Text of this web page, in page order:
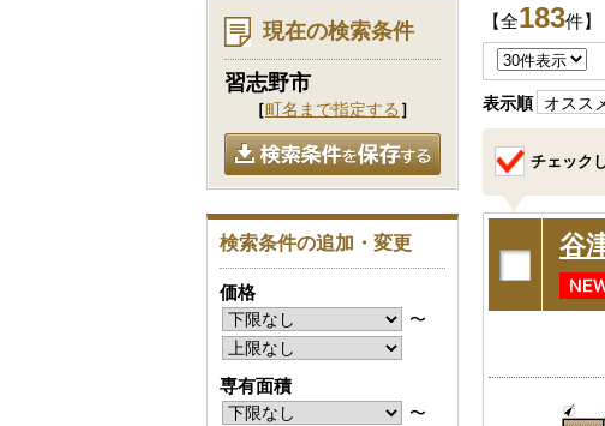
【全183件】
表示順 オスス
チェック
谷
現在の検索条件
習志野市
［町名まで指定する ］
検索条件の追加・変更
価格
〜
専有面積
〜